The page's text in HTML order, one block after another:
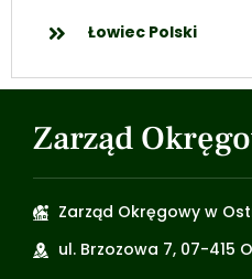
Łowiec Polski
Zarząd
Zarząd Okręgowy w
ul. Brzozowa 7, 07-415